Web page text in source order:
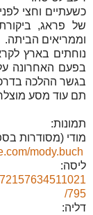
כשעתיים וחצי
של פראג,
וממריאים הביתה.
בפעם האחרונה
בגשר ההלכה
תם עוד מסע
תמונות:
מודי (מסודרות
mody.buch
ליסה:
795
/
דליה: